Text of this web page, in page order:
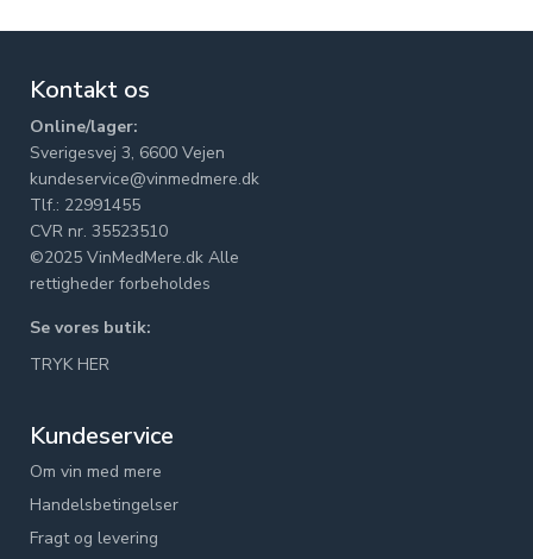
Kontakt os
Online/lager:
Sverigesvej 3, 6600 Vejen
kundeservice@vinmedmere.dk
Tlf.: 22991455
CVR nr. 35523510
©2025 VinMedMere.dk Alle
rettigheder forbeholdes
Se vores butik:
TRYK HER
Kundeservice
Om vin med mere
Handelsbetingelser
Fragt og levering